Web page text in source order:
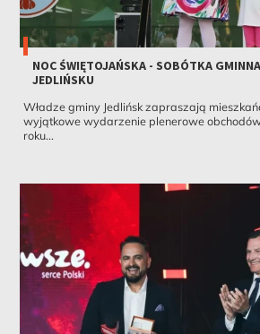
NOC ŚWIĘTOJAŃSKA - SOBÓTKA
JEDLIŃSKU
Władze gminy Jedlińsk zapraszają
wyjątkowe wydarzenie plenerowe
roku...